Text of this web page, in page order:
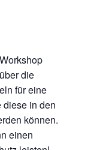
die
für eine
diese in den
können.
einen